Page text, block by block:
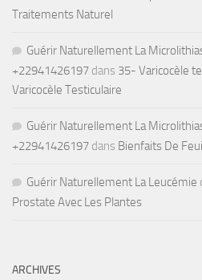
Traitements Naturel
Guérir Naturellement La
+22941426197 dans 35- Varicocèle
Varicocèle Testiculaire
Guérir Naturellement La
+22941426197 dans Bienfaits De
Guérir Naturellement La Leucémie
Prostate Avec Les Plantes
ARCHIVES